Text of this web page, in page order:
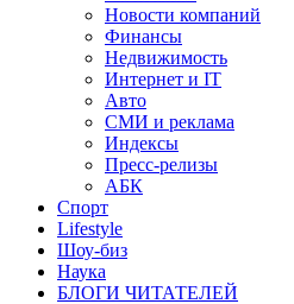
Новости компаний
Финансы
Недвижимость
Интернет и IT
Авто
СМИ и реклама
Индексы
Пресс-релизы
АБК
Спорт
Lifestyle
Шоу-биз
Наука
БЛОГИ ЧИТАТЕЛЕЙ